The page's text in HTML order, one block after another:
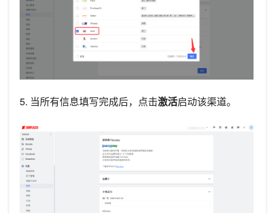
5. 当所有信息填写完成后，点击激活启动该渠道。